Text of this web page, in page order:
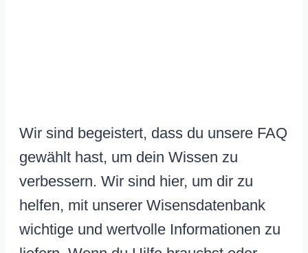
Wir sind begeistert, dass du unsere FAQ
gewählt hast, um dein Wissen zu
verbessern. Wir sind hier, um dir zu
helfen, mit unserer Wisensdatenbank
wichtige und wertvolle Informationen zu